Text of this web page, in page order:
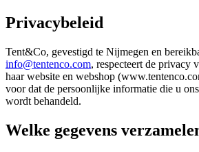
Privacybeleid
Tent&Co, gevestigd te Nijmegen en
info@tentenco.com, respecteert de privacy
haar website en webshop
voor dat de persoonlijke informatie die u
wordt behandeld.
Welke gegevens